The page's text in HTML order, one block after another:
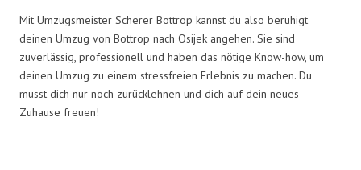
Mit Umzugsmeister Scherer Bottrop kannst du also beruhigt
deinen Umzug von Bottrop nach Osijek angehen. Sie sind
zuverlässig, professionell und haben das nötige Know-how, um
deinen Umzug zu einem stressfreien Erlebnis zu machen. Du
musst dich nur noch zurücklehnen und dich auf dein neues
Zuhause freuen!